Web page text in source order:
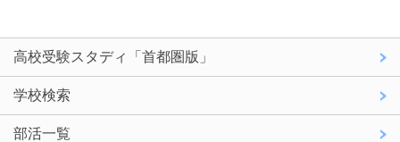
高校受験スタディ「首都圏版」
学校検索
部活一覧